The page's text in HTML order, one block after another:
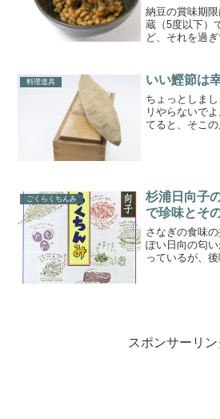
納豆の賞味期
蔵（5度以下）
ど、それを過
ぎても何日ぐ
ともと腐って
料理道具 いい鰹節は
ちょっとしま
リやらないで
てると、そこ
ごくらくちんみ
杉浦日向子
で珍味とそ
さなぎの食味
ぽい日向の匂
っているが、
スポンサーリン